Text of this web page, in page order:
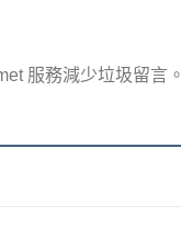
服務減少垃圾留言。